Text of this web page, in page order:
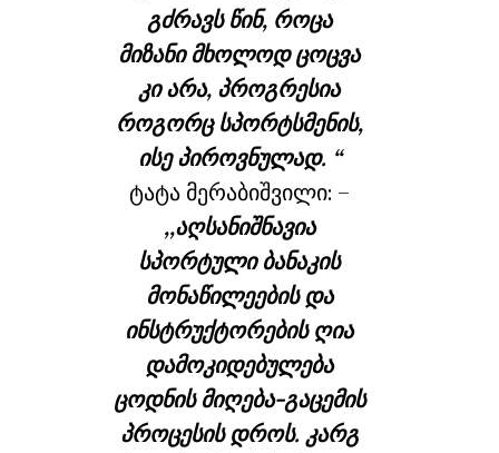
გძრავს წინ, როცა
მიზანი მხოლოდ ცოცვა
კი არა, პროგრესია
როგორც სპორტსმენის,
ისე პიროვნულად. “
ტატა მერაბიშვილი: –
,,აღსანიშნავია
სპორტული ბანაკის
მონაწილეების და
ინსტრუქტორების ღია
დამოკიდებულება
ცოდნის მიღება-გაცემის
პროცესის დროს. კარგ